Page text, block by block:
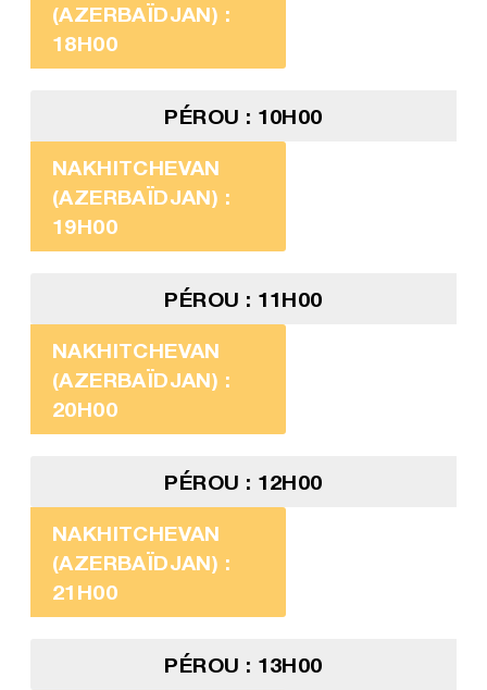
(AZERBAÏDJAN) :
18H00
PÉROU : 10H00
NAKHITCHEVAN
(AZERBAÏDJAN) :
19H00
PÉROU : 11H00
NAKHITCHEVAN
(AZERBAÏDJAN) :
20H00
PÉROU : 12H00
NAKHITCHEVAN
(AZERBAÏDJAN) :
21H00
PÉROU : 13H00